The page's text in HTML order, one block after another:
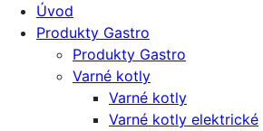
Úvod
Produkty Gastro
Produkty Gastro
Varné kotly
Varné kotly
Varné kotly elektrické